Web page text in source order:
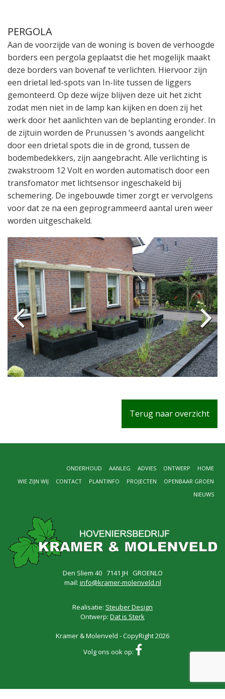
PERGOLA
Aan de voorzijde van de woning is boven de verhoogde
borders een pergola geplaatst die het mogelijk maakt
deze borders van bovenaf te verlichten. Hiervoor zijn
een drietal led-spots van In-lite tussen de liggers
gemonteerd. Op deze wijze blijven deze uit het zicht
zodat men niet in de lamp kan kijken en doen zij het
werk door het aanlichten van de beplanting eronder. In
de zijtuin worden de Prunussen ‘s avonds aangelicht
door een drietal spots die in de grond, tussen de
bodembedekkers, zijn aangebracht. Alle verlichting is
zwakstroom 12 Volt en worden automatisch door een
transfomator met lichtsensor ingeschakeld bij
schemering. De ingebouwde timer zorgt er vervolgens
voor dat ze na een geprogrammeerd aantal uren weer
worden uitgeschakeld.
Terug naar overzicht
HOME
ONTWERP
ADVIES
AANLEG
ONDERHOUD
OPENBAAR GROEN
PROJECTEN
PLANTINFO
CONTACT
WIE ZIJN WIJ
NIEUWS
Den Sliem 40 7141 JH GROENLO
mail: info@kramer-molenveld.nl
Realisatie: Steuber Design
Ontwerp: Dat is Sterk
Kramer & Molenveld - CopyRight 2026
Volg ons ook op: